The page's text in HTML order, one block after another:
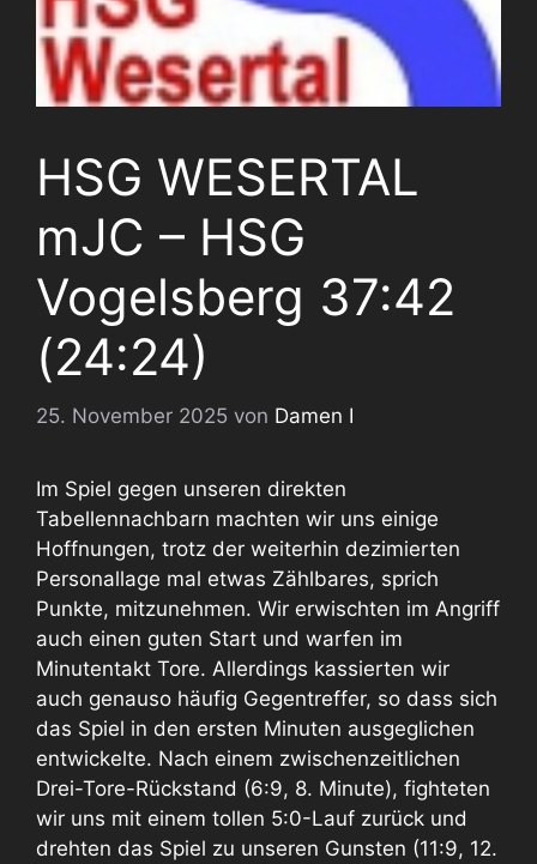
HSG WESERTAL
mJC – HSG
Vogelsberg 37:42
(24:24)
25. November 2025 von Damen I
Im Spiel gegen unseren direkten
Tabellennachbarn machten wir uns einige
Hoffnungen, trotz der weiterhin dezimierten
Personallage mal etwas Zählbares, sprich
Punkte, mitzunehmen. Wir erwischten im Angriff
auch einen guten Start und warfen im
Minutentakt Tore. Allerdings kassierten wir
auch genauso häufig Gegentreffer, so dass sich
das Spiel in den ersten Minuten ausgeglichen
entwickelte. Nach einem zwischenzeitlichen
Drei-Tore-Rückstand (6:9, 8. Minute), fighteten
wir uns mit einem tollen 5:0-Lauf zurück und
drehten das Spiel zu unseren Gunsten (11:9, 12.